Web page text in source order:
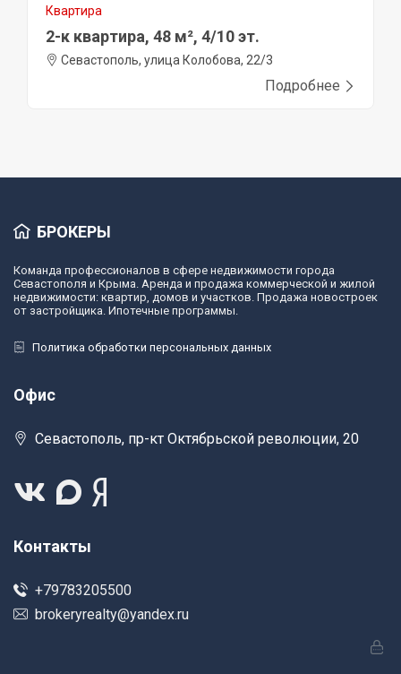
Квартира
2-к квартира, 48 м², 4/10 эт.
Севастополь, улица Колобова, 22/3
Подробнее
БРОКЕРЫ
Команда профессионалов в сфере недвижимости города
Севастополя и Крыма. Аренда и продажа коммерческой и жилой
недвижимости: квартир, домов и участков. Продажа новостроек
от застройщика. Ипотечные программы.
Политика обработки персональных данных
Офис
Севастополь, пр-кт Октябрьской революции, 20
Контакты
+79783205500
brokeryrealty@yandex.ru